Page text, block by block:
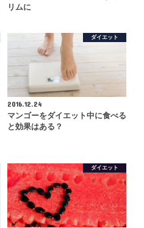
リムに
ダイエット
2016.12.24
マンゴーをダイエット中に食べる
と効果はある？
ダイエット